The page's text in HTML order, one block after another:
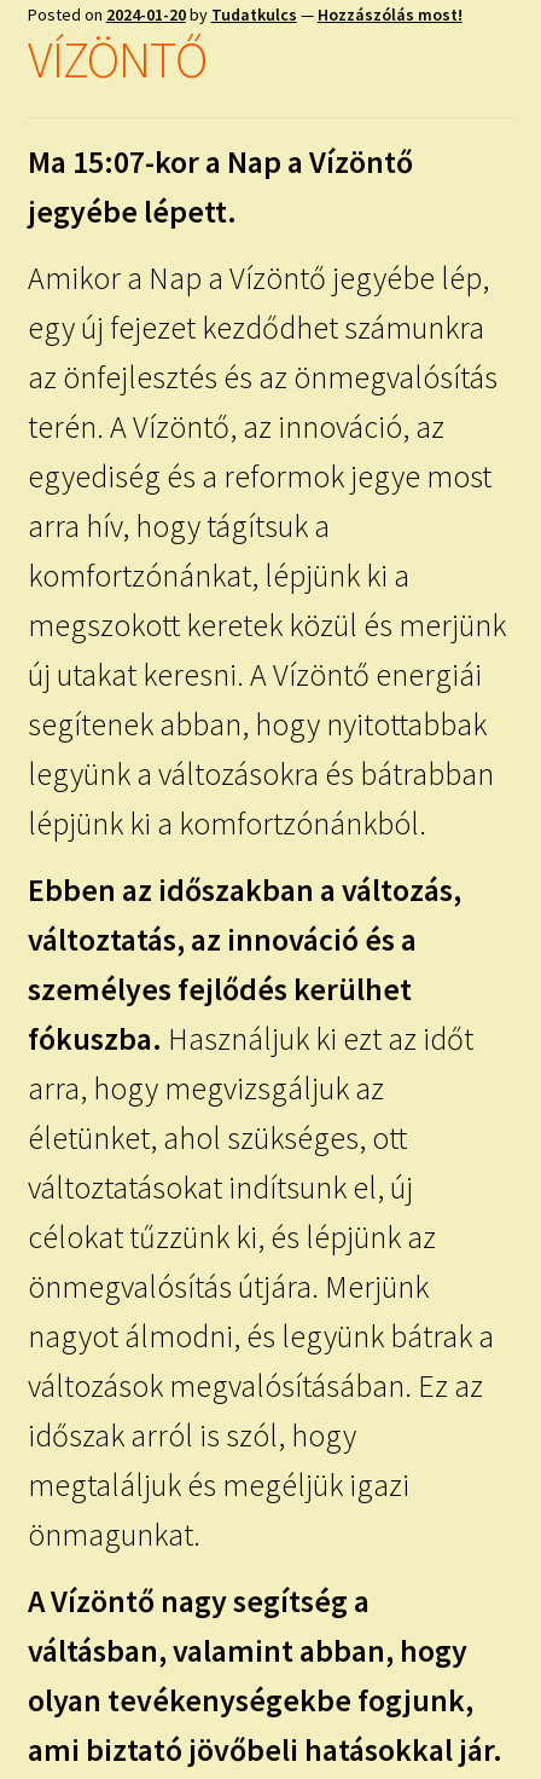
ISMERJ MEG!
IRATKOZZ FEL A VIDEÓ CSATORNÁNKRA!
TAROT ELEMZÉS MEGRENDELÉSE LIMITÁLT!
AJÁNDÉKOKKAL!
Posted on 2024-01-20by Tudatkulcs — Hozzászólás most!
VÍZÖNTŐ
Ma 15:07-kor a Nap a Vízöntő
jegyébe lépett.
Amikor a Nap a Vízöntő jegyébe lép,
egy új fejezet kezdődhet számunkra
az önfejlesztés és az önmegvalósítás
terén. A Vízöntő, az innováció, az
egyediség és a reformok jegye most
arra hív, hogy tágítsuk a
komfortzónánkat, lépjünk ki a
megszokott keretek közül és merjünk
új utakat keresni. A Vízöntő energiái
segítenek abban, hogy nyitottabbak
legyünk a változásokra és bátrabban
lépjünk ki a komfortzónánkból.
Ebben az időszakban a változás,
változtatás, az innováció és a
személyes fejlődés kerülhet
fókuszba. Használjuk ki ezt az időt
arra, hogy megvizsgáljuk az
életünket, ahol szükséges, ott
változtatásokat indítsunk el, új
célokat tűzzünk ki, és lépjünk az
önmegvalósítás útjára. Merjünk
nagyot álmodni, és legyünk bátrak a
változások megvalósításában. Ez az
időszak arról is szól, hogy
megtaláljuk és megéljük igazi
önmagunkat.
A Vízöntő nagy segítség a
váltásban, valamint abban, hogy
olyan tevékenységekbe fogjunk,
ami biztató jövőbeli hatásokkal jár.